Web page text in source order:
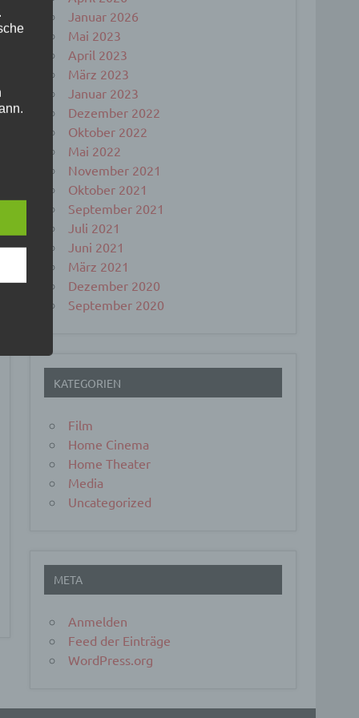
Januar 2026
Mai 2023
April 2023
März 2023
Januar 2023
Dezember 2022
Oktober 2022
Mai 2022
November 2021
Oktober 2021
September 2021
Juli 2021
Juni 2021
März 2021
Dezember 2020
September 2020
KATEGORIEN
Film
Home Cinema
Home Theater
Media
Uncategorized
META
Anmelden
Feed der Einträge
WordPress.org